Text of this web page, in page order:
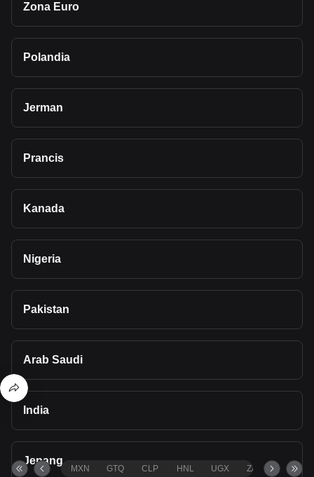
Zona Euro
Polandia
Jerman
Prancis
Kanada
Nigeria
Pakistan
Arab Saudi
India
Jepang
MXN GTQ CLP HNL UGX ZAR TND